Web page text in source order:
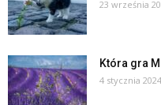
23 września
Która gra
4 stycznia 2024